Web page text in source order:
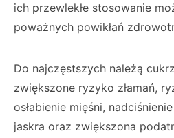
ich przewlekłe stosowanie
poważnych powikłań
Do najczęstszych należą
zwiększone ryzyko złamań,
osłabienie mięśni,
jaskra oraz zwiększona